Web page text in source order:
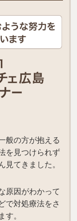
般の方が抱える
を見つけられず
見てきました。
原因がわかって
で対処療法をさ
す。